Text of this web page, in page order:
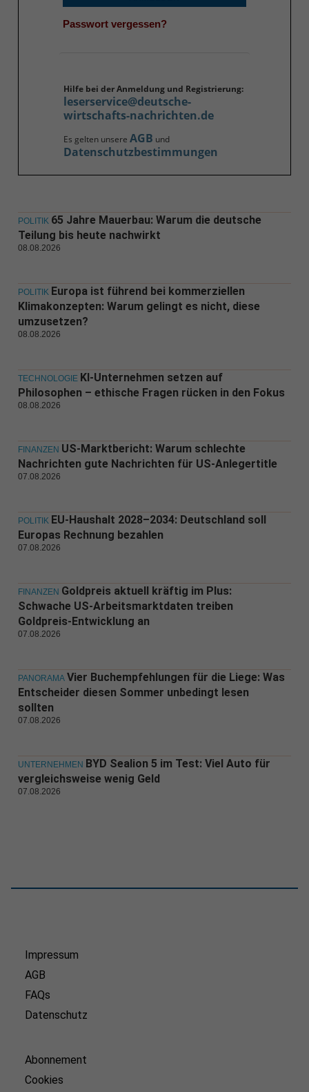
Passwort vergessen?
Hilfe bei der Anmeldung und Registrierung:
leserservice@deutsche-
wirtschafts-nachrichten.de
Es gelten unsere AGB und
Datenschutzbestimmungen
POLITIK 65 Jahre Mauerbau: Warum die deutsche
Teilung bis heute nachwirkt
08.08.2026
POLITIK Europa ist führend bei kommerziellen
Klimakonzepten: Warum gelingt es nicht, diese
umzusetzen?
08.08.2026
TECHNOLOGIE KI-Unternehmen setzen auf
Philosophen – ethische Fragen rücken in den Fokus
08.08.2026
FINANZEN US-Marktbericht: Warum schlechte
Nachrichten gute Nachrichten für US-Anlegertitle
07.08.2026
POLITIK EU-Haushalt 2028–2034: Deutschland soll
Europas Rechnung bezahlen
07.08.2026
FINANZEN Goldpreis aktuell kräftig im Plus:
Schwache US-Arbeitsmarktdaten treiben
Goldpreis-Entwicklung an
07.08.2026
PANORAMA Vier Buchempfehlungen für die Liege: Was
Entscheider diesen Sommer unbedingt lesen
sollten
07.08.2026
UNTERNEHMEN BYD Sealion 5 im Test: Viel Auto für
vergleichsweise wenig Geld
07.08.2026
Impressum
AGB
FAQs
Datenschutz
Abonnement
Cookies